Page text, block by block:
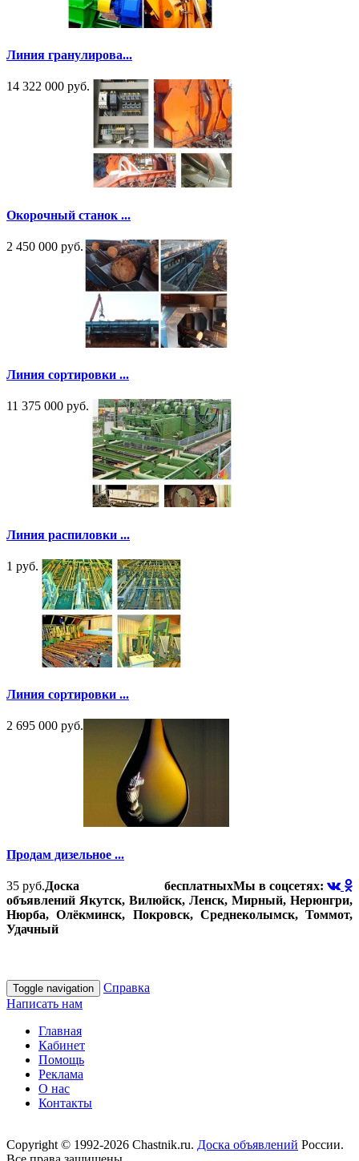
Линия гранулирова...
14 322 000 руб.
Окорочный станок ...
2 450 000 руб.
Линия сортировки ...
11 375 000 руб.
Линия распиловки ...
1 руб.
Линия сортировки ...
2 695 000 руб.
Продам дизельное ...
35 руб. Мы в соцсетях:
Доска бесплатных
объявлений Якутск, Вилюйск, Ленск, Мирный, Нерюнгри,
Нюрба, Олёкминск, Покровск, Среднеколымск, Томмот,
Удачный
Toggle navigation
Справка
Написать нам
Главная
Кабинет
Помощь
Реклама
О нас
Контакты
Copyright © 1992-2026 Chastnik.ru. Доска объявлений России.